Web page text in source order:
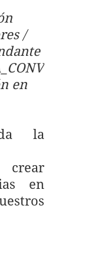
/
en
la
crear
en